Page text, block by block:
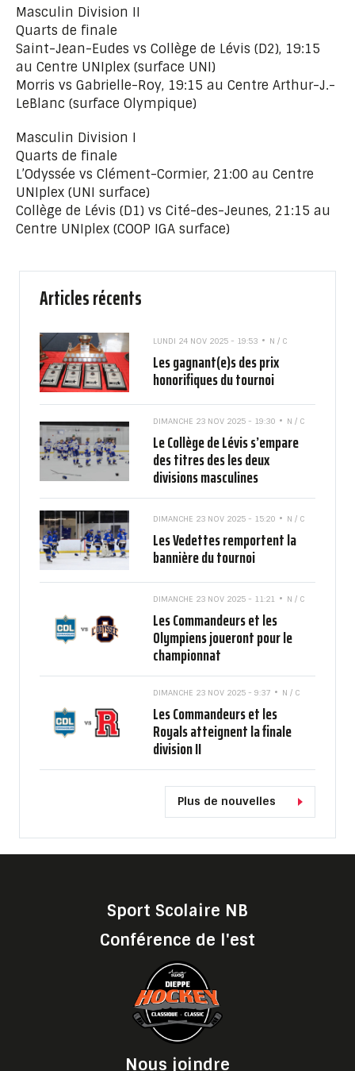
Masculin Division II
Quarts de finale
Saint-Jean-Eudes vs Collège de Lévis (D2), 19:15
au Centre UNIplex (surface UNI)
Morris vs Gabrielle-Roy, 19:15 au Centre Arthur-J.-
LeBlanc (surface Olympique)
Masculin Division I
Quarts de finale
L’Odyssée vs Clément-Cormier, 21:00 au Centre
UNIplex (UNI surface)
Collège de Lévis (D1) vs Cité-des-Jeunes, 21:15 au
Centre UNIplex (COOP IGA surface)
Articles récents
LUNDI 24 NOV 2025 - 19:53 N / C
Les gagnant(e)s des prix
honorifiques du tournoi
DIMANCHE 23 NOV 2025 - 19:30 N / C
Le Collège de Lévis s’empare
des titres des les deux
divisions masculines
DIMANCHE 23 NOV 2025 - 15:20 N / C
Les Vedettes remportent la
bannière du tournoi
DIMANCHE 23 NOV 2025 - 11:21 N / C
Les Commandeurs et les
Olympiens joueront pour le
championnat
DIMANCHE 23 NOV 2025 - 9:37 N / C
Les Commandeurs et les
Royals atteignent la finale
division II
Plus de nouvelles
Sport Scolaire NB
Conférence de l'est
Nous joindre